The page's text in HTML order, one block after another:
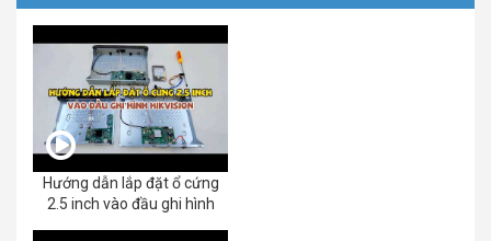
Hướng dẫn lắp đặt ổ cứng
2.5 inch vào đầu ghi hình